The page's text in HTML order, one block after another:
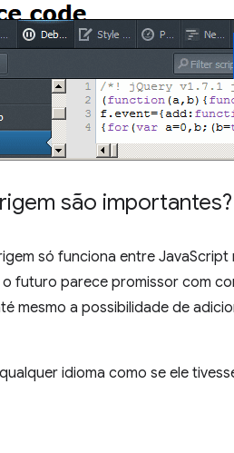
são importantes?
só funciona entre
futuro parece promissor com
mesmo a possibilidade de
idioma como se ele